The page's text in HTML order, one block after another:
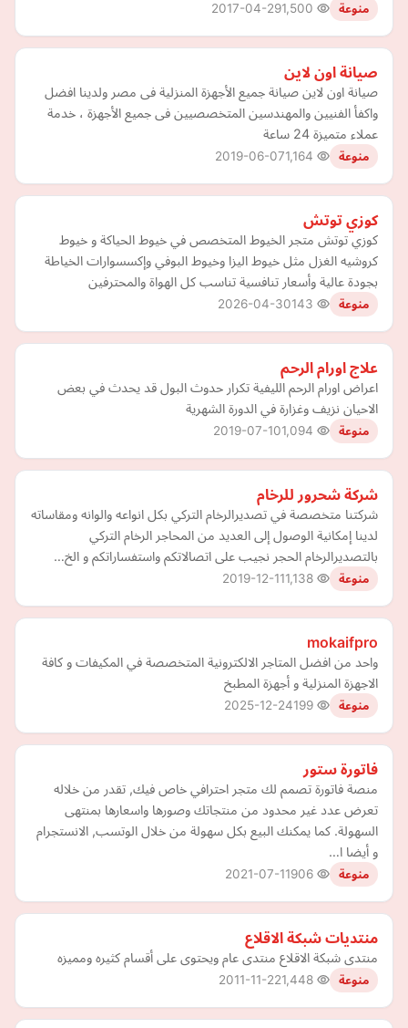
منوعة 2017-04-29
صيانة اون لاين
صيانة اون لاين صيانة جميع الأجهزة المنزلية فى مصر ولدينا افضل
واكفأ الفنيين والمهندسين المتخصصيين فى جميع الأجهزة ، خدمة
عملاء متميزة 24 ساعة
منوعة 2019-06-07
كوزي توتش
كوزي توتش متجر الخيوط المتخصص في خيوط الحياكة و خيوط
كروشيه الغزل مثل خيوط اليزا وخيوط البوفي وإكسسوارات الخياطة
بجودة عالية وأسعار تنافسية تناسب كل الهواة والمحترفين
منوعة 2026-04-30
علاج اورام الرحم
اعراض اورام الرحم الليفية تكرار حدوث البول قد يحدث في بعض
الاحيان نزيف وغزارة في الدورة الشهرية
منوعة 2019-07-10
شركة شحرور للرخام
شركتنا متخصصة في تصديرالرخام التركي بكل انواعه والوانه ومقاساته
لدينا إمكانية الوصول إلى العديد من المحاجر الرخام التركي
بالتصديرالرخام الحجر نجيب على اتصالاتكم واستفساراتكم و الخ…
منوعة 2019-12-11
mokaifpro
واحد من افضل المتاجر الالكترونية المتخصصة في المكيفات و كافة
الاجهزة المنزلية و أجهزة المطبخ
منوعة 2025-12-24
فاتورة ستور
منصة فاتورة تصمم لك متجر احترافي خاص فيك, تقدر من خلاله
تعرض عدد غير محدود من منتجاتك وصورها واسعارها بمنتهى
السهولة. كما يمكنك البيع بكل سهولة من خلال الوتسب, الانستجرام
و أيضا ا…
منوعة 2021-07-11
منتديات شبكة الاقلاع
منتدى شبكة الاقلاع منتدى عام ويحتوى على أقسام كثيره ومميزه
منوعة 2011-11-22